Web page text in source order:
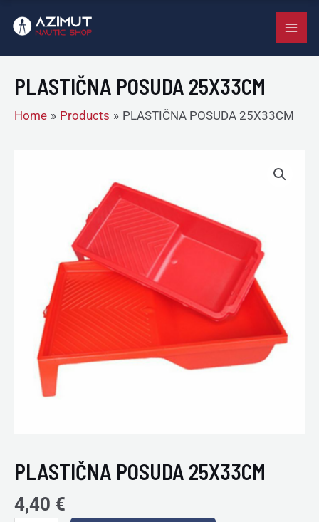
PLASTIČNA POSUDA 25X33CM
Home Products PLASTIČNA POSUDA 25X33CM
PLASTIČNA POSUDA 25X33CM
4,40 €
quantity